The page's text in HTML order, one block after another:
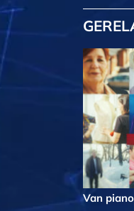
Van